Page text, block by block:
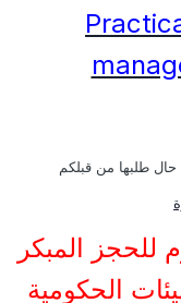
طلبها من قبلكم
للحجز المبكر
الحكومية